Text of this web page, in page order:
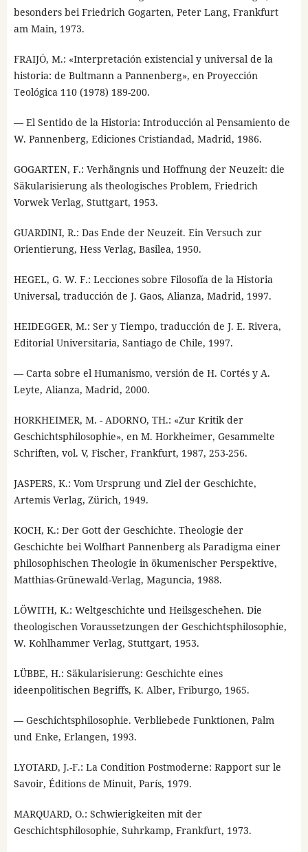
besonders bei Friedrich Gogarten, Peter Lang, Frankfurt
am Main, 1973.
FRAIJÓ, M.: «Interpretación existencial y universal de la
historia: de Bultmann a Pannenberg», en Proyección
Teológica 110 (1978) 189-200.
— El Sentido de la Historia: Introducción al Pensamiento de
W. Pannenberg, Ediciones Cristiandad, Madrid, 1986.
GOGARTEN, F.: Verhängnis und Hoffnung der Neuzeit: die
Säkularisierung als theologisches Problem, Friedrich
Vorwek Verlag, Stuttgart, 1953.
GUARDINI, R.: Das Ende der Neuzeit. Ein Versuch zur
Orientierung, Hess Verlag, Basilea, 1950.
HEGEL, G. W. F.: Lecciones sobre Filosofía de la Historia
Universal, traducción de J. Gaos, Alianza, Madrid, 1997.
HEIDEGGER, M.: Ser y Tiempo, traducción de J. E. Rivera,
Editorial Universitaria, Santiago de Chile, 1997.
— Carta sobre el Humanismo, versión de H. Cortés y A.
Leyte, Alianza, Madrid, 2000.
HORKHEIMER, M. - ADORNO, TH.: «Zur Kritik der
Geschichtsphilosophie», en M. Horkheimer, Gesammelte
Schriften, vol. V, Fischer, Frankfurt, 1987, 253-256.
JASPERS, K.: Vom Ursprung und Ziel der Geschichte,
Artemis Verlag, Zürich, 1949.
KOCH, K.: Der Gott der Geschichte. Theologie der
Geschichte bei Wolfhart Pannenberg als Paradigma einer
philosophischen Theologie in ökumenischer Perspektive,
Matthias-Grünewald-Verlag, Maguncia, 1988.
LÖWITH, K.: Weltgeschichte und Heilsgeschehen. Die
theologischen Voraussetzungen der Geschichtsphilosophie,
W. Kohlhammer Verlag, Stuttgart, 1953.
LÜBBE, H.: Säkularisierung: Geschichte eines
ideenpolitischen Begriffs, K. Alber, Friburgo, 1965.
— Geschichtsphilosophie. Verbliebede Funktionen, Palm
und Enke, Erlangen, 1993.
LYOTARD, J.-F.: La Condition Postmoderne: Rapport sur le
Savoir, Éditions de Minuit, París, 1979.
MARQUARD, O.: Schwierigkeiten mit der
Geschichtsphilosophie, Suhrkamp, Frankfurt, 1973.